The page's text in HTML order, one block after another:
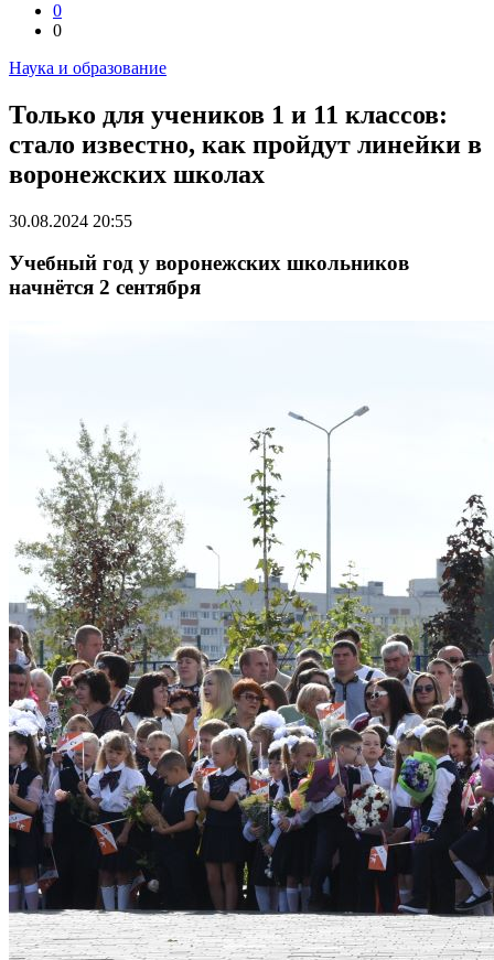
0
0
Наука и образование
Только для учеников 1 и 11 классов:
стало известно, как пройдут линейки в
воронежских школах
30.08.2024 20:55
Учебный год у воронежских школьников
начнётся 2 сентября